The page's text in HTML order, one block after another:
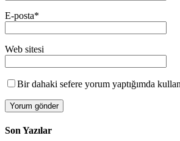
E-posta*
Web sitesi
Bir dahaki sefere yorum yaptığımda
Son Yazılar